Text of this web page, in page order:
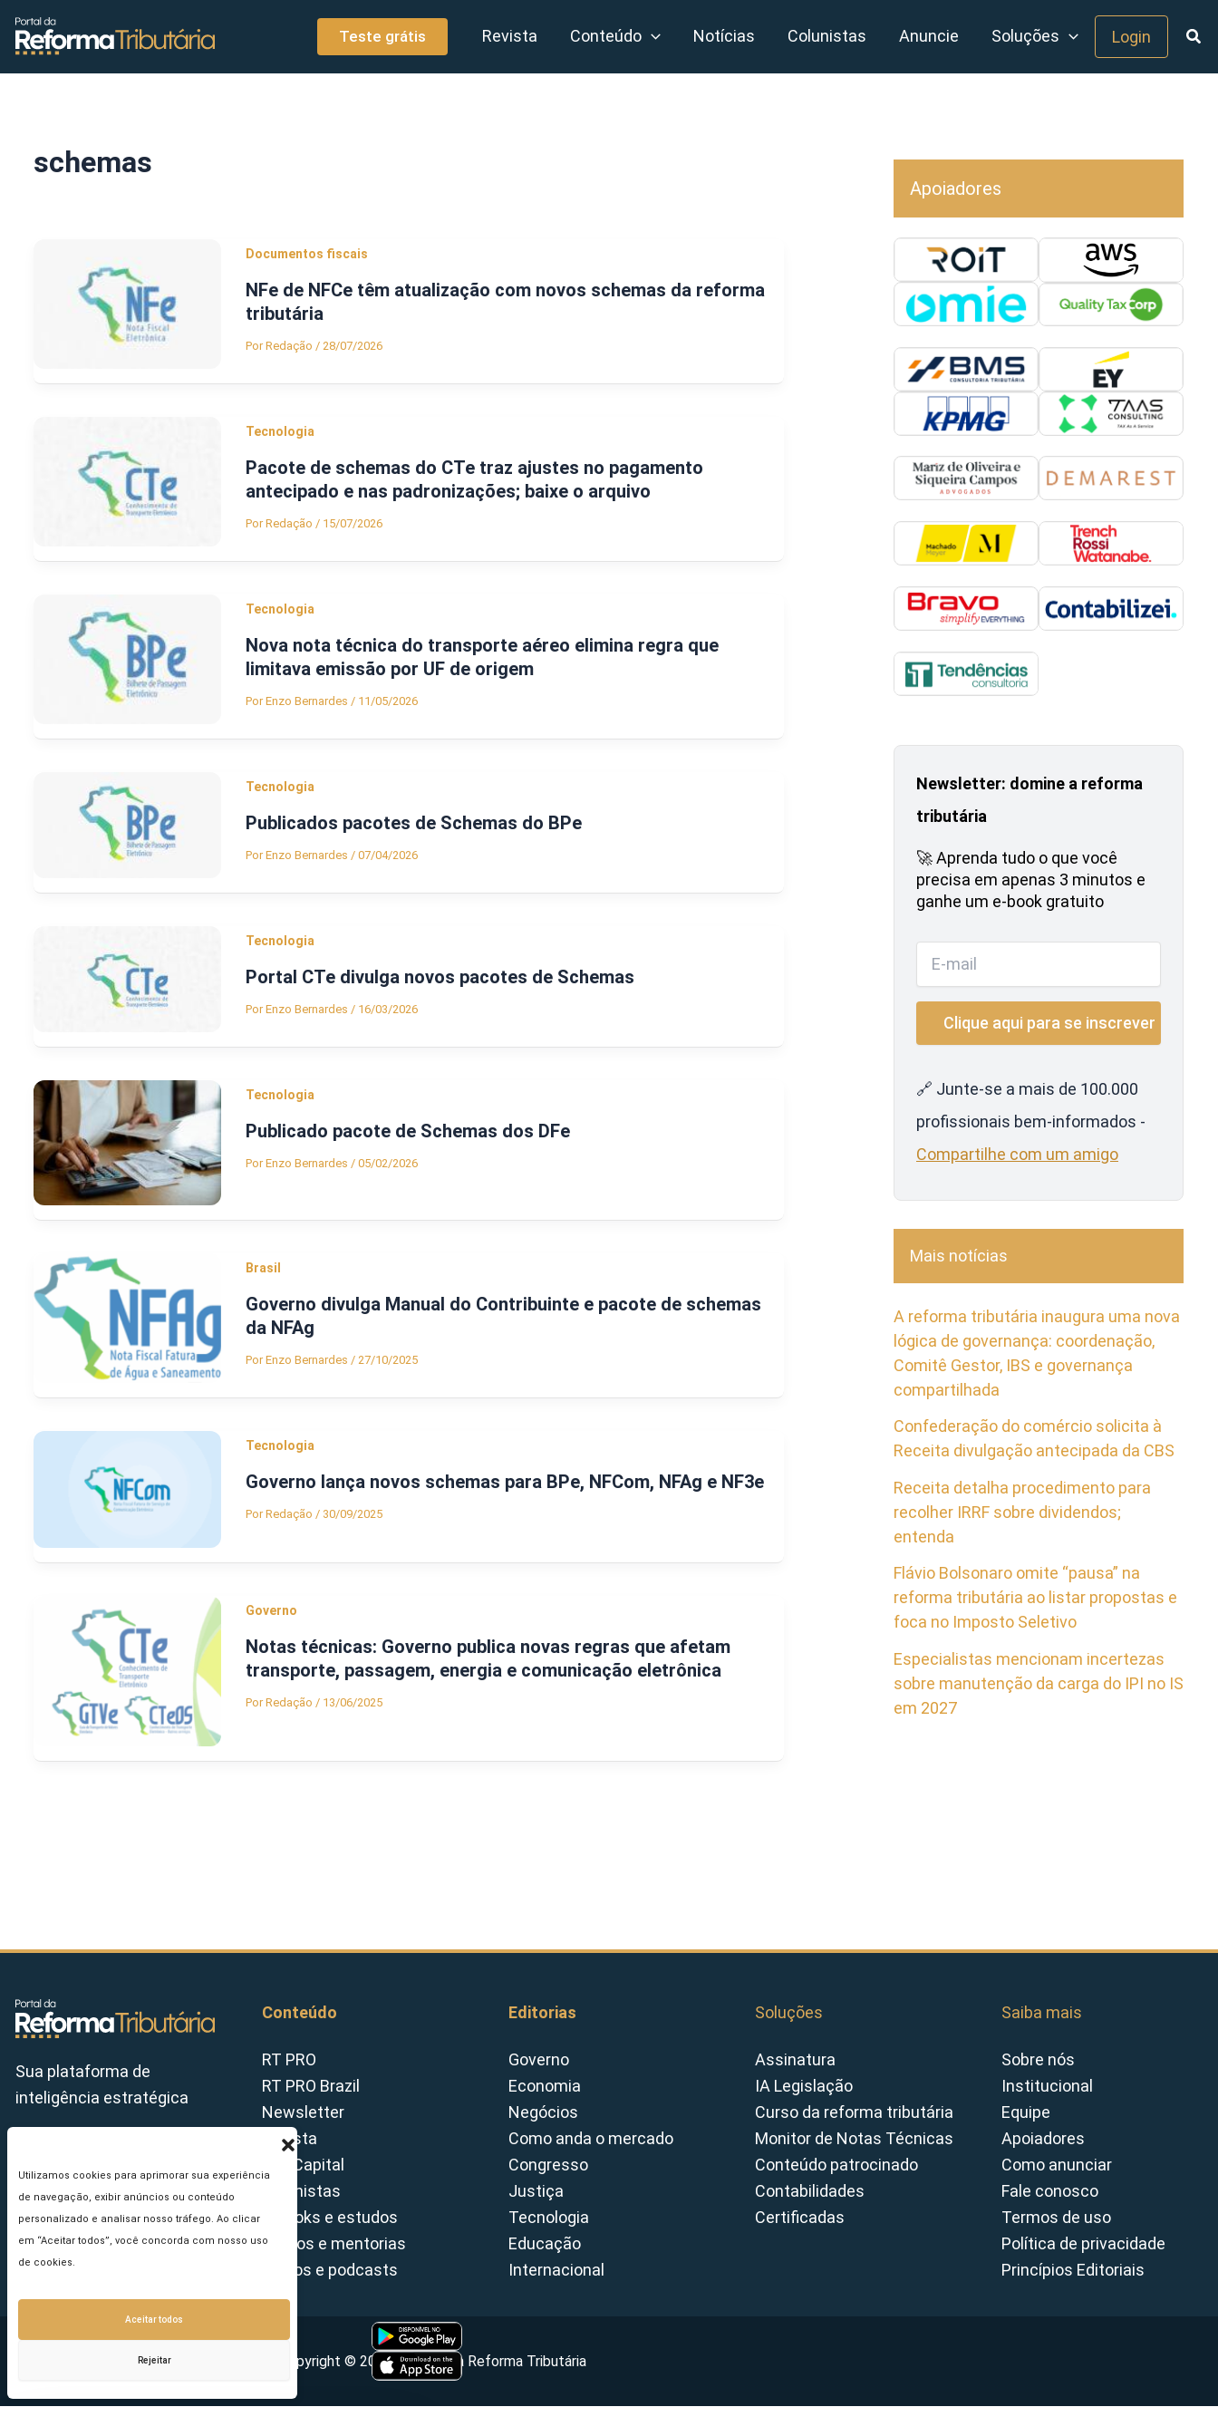
Utilizamos cookies para aprimorar sua experiência
de navegação, exibir anúncios ou conteúdo
personalizado e analisar nosso tráfego. Ao clicar
em “Aceitar todos”, você concorda com nosso uso
de cookies.
Aceitar todos
Rejeitar
conteúdo
Teste grátis Revista Conteúdo Notícias Colunistas Anuncie Soluções Login
schemas
Documentos fiscais
NFe de NFCe têm atualização com novos schemas da reforma
tributária
PorRedação / 28/07/2026
Tecnologia
Pacote de schemas do CTe traz ajustes no pagamento
antecipado e nas padronizações; baixe o arquivo
PorRedação / 15/07/2026
Tecnologia
Nova nota técnica do transporte aéreo elimina regra que
limitava emissão por UF de origem
PorEnzo Bernardes / 11/05/2026
Tecnologia
Publicados pacotes de Schemas do BPe
PorEnzo Bernardes / 07/04/2026
Tecnologia
Portal CTe divulga novos pacotes de Schemas
PorEnzo Bernardes / 16/03/2026
Tecnologia
Publicado pacote de Schemas dos DFe
PorEnzo Bernardes / 05/02/2026
Brasil
Governo divulga Manual do Contribuinte e pacote de schemas
da NFAg
PorEnzo Bernardes / 27/10/2025
Tecnologia
Governo lança novos schemas para BPe, NFCom, NFAg e NF3e
PorRedação / 30/09/2025
Governo
Notas técnicas: Governo publica novas regras que afetam
transporte, passagem, energia e comunicação eletrônica
PorRedação / 13/06/2025
Apoiadores
Newsletter: domine a reforma
tributária
🚀 Aprenda tudo o que você
precisa em apenas 3 minutos e
ganhe um e-book gratuito
🔗 Junte-se a mais de 100.000
profissionais bem-informados -
Compartilhe com um amigo
Mais notícias
A reforma tributária inaugura uma nova
lógica de governança: coordenação,
Comitê Gestor, IBS e governança
compartilhada
Confederação do comércio solicita à
Receita divulgação antecipada da CBS
Receita detalha procedimento para
recolher IRRF sobre dividendos;
entenda
Flávio Bolsonaro omite “pausa” na
reforma tributária ao listar propostas e
foca no Imposto Seletivo
Especialistas mencionam incertezas
sobre manutenção da carga do IPI no IS
em 2027
Sua plataforma de
inteligência estratégica
Conteúdo
RT PRO
RT PRO Brazil
Newsletter
Revista
Tax Capital
Colunistas
E-books e estudos
Cursos e mentorias
Vídeos e podcasts
Editorias
Governo
Economia
Negócios
Como anda o mercado
Congresso
Justiça
Tecnologia
Educação
Internacional
Soluções
Assinatura
IA Legislação
Curso da reforma tributária
Monitor de Notas Técnicas
Conteúdo patrocinado
Contabilidades
Certificadas
Saiba mais
Sobre nós
Institucional
Equipe
Apoiadores
Como anunciar
Fale conosco
Termos de uso
Política de privacidade
Princípios Editoriais
Copyright © 2026 - Portal da Reforma Tributária